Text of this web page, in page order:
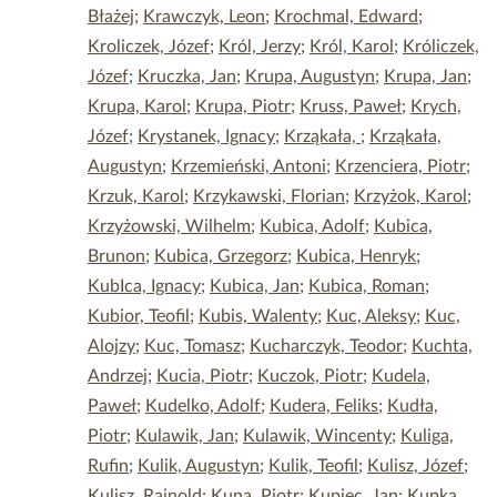
Błażej; Krawczyk, Leon; Krochmal, Edward;
Kroliczek, Józef; Król, Jerzy; Król, Karol ; Króliczek,
Józef; Kruczka, Jan; Krupa, Augustyn; Krupa, Jan;
Krupa, Karol ; Krupa, Piotr; Kruss, Paweł; Krych,
Józef; Krystanek, Ignacy; Krząkała, ; Krząkała,
Augustyn; Krzemieński, Antoni; Krzenciera, Piotr;
Krzuk, Karol ; Krzykawski, Florian; Krzyżok, Karol ;
Krzyżowski, Wilhelm; Kubica, Adolf; Kubica,
Brunon; Kubica, Grzegorz; Kubica, Henryk;
KubIca, Ignacy; Kubica, Jan; Kubica, Roman;
Kubior, Teofil ; Kubis, Walenty; Kuc, Aleksy; Kuc,
Alojzy; Kuc, Tomasz; Kucharczyk, Teodor; Kuchta,
Andrzej; Kucia, Piotr; Kuczok, Piotr; Kudela,
Paweł; Kudelko, Adolf; Kudera, Feliks; Kudła,
Piotr; Kulawik, Jan; Kulawik, Wincenty; Kuliga,
Rufin; Kulik, Augustyn; Kulik, Teofil ; Kulisz, Józef;